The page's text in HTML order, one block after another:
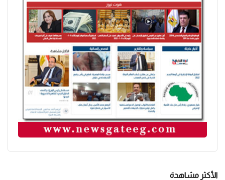
الأكثر مشاهدة